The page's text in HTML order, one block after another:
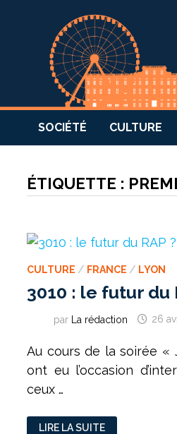
SOCIÉTÉ CULTURE
ÉTIQUETTE :
CULTURE / FRANCE / LYON
3010 : le futur du
par La rédaction 26
Au cours de la soirée «
ont eu l’occasion
ceux …
3010
:LIRE LA SUITE